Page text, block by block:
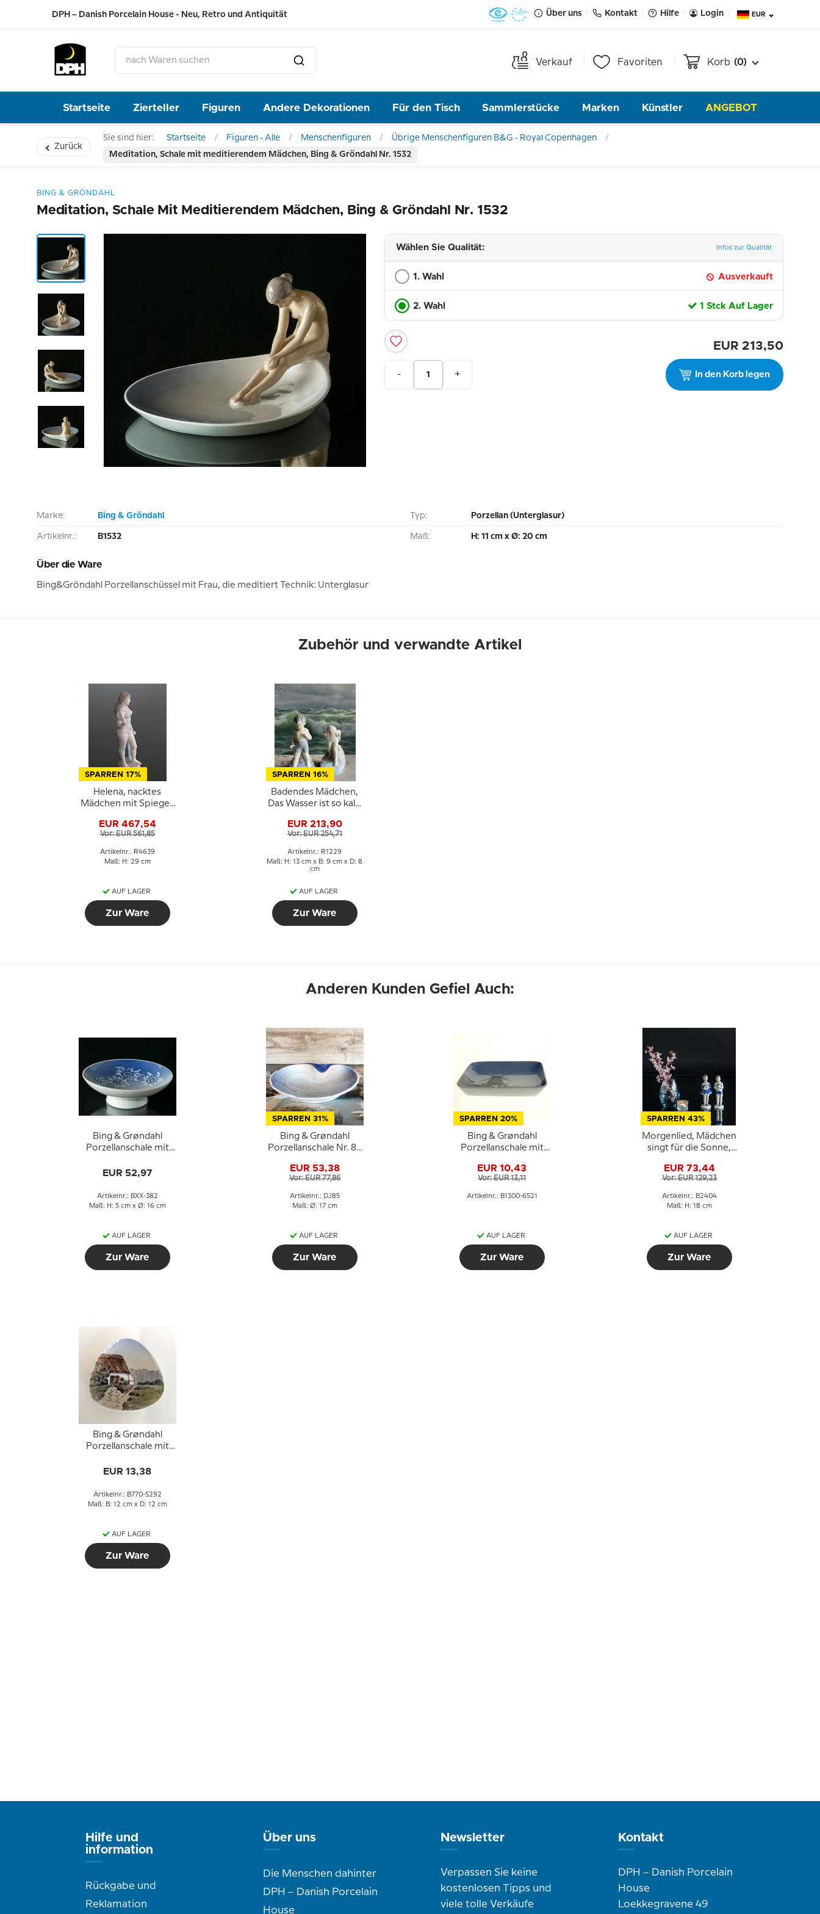
DPH – Danish Porcelain House - Neu, Retro und Antiquität Über uns Kontakt Hilfe Login EUR
Verkauf Favoriten Korb (0)
Startseite Zierteller Figuren Andere Dekorationen Für den Tisch Sammlerstücke Marken Künstler ANGEBOT
Zurück
Sie sind hier: Startseite Figuren - Alle Menschenfiguren
Übrige Menschenfiguren B&G - Royal Copenhagen
Meditation, Schale mit meditierendem Mädchen, Bing & Gröndahl Nr. 1532
BING & GRÖNDAHL
Meditation, Schale Mit Meditierendem Mädchen, Bing & Gröndahl Nr. 1532
Wählen Sie Qualität: Infos zur Qualität
1. Wahl Ausverkauft
2. Wahl 1 Stck Auf Lager
EUR 213,50
- + In den Korb legen
Marke: Bing & Gröndahl
Artikelnr.: B1532
Typ: Porzellan (Unterglasur)
Maß: H: 11 cm x Ø: 20 cm
Über die Ware
Bing&Gröndahl Porzellanschüssel mit Frau, die meditiert Technik: Unterglasur
Zubehör und verwandte Artikel
SPARREN 17%
Helena, nacktes
Mädchen mit Spiegel,
Figur Nr. 4639
EUR 467,54
Vor: EUR 561,85
Artikelnr.: R4639
Maß: H: 29 cm
AUF LAGER
Zur Ware
SPARREN 16%
Badendes Mädchen,
Das Wasser ist so kalt,
Figur Nr. 1229
EUR 213,90
Vor: EUR 254,71
Artikelnr.: R1229
Maß: H: 13 cm x B: 9 cm x D: 8
cm
AUF LAGER
Zur Ware
Anderen Kunden Gefiel Auch:
Bing & Grøndahl
Porzellanschale mit
EUR 52,97
Artikelnr.: BXX-382
Maß: H: 5 cm x Ø: 16 cm
AUF LAGER
Zur Ware
SPARREN 31%
Bing & Grøndahl
Porzellanschale Nr. 85
EUR 53,38
Vor: EUR 77,86
Artikelnr.: DJ85
Maß: Ø: 17 cm
AUF LAGER
Zur Ware
SPARREN 20%
Bing & Grøndahl
Porzellanschale mit
EUR 10,43
Vor: EUR 13,11
Artikelnr.: B1300-6521
AUF LAGER
Zur Ware
SPARREN 43%
Morgenlied, Mädchen
singt für die Sonne,
Nr. 2404
EUR 73,44
Vor: EUR 129,23
Artikelnr.: B2404
Maß: H: 18 cm
AUF LAGER
Zur Ware
Bing & Grøndahl
Porzellanschale mit
5292
EUR 13,38
Artikelnr.: B770-5292
Maß: B: 12 cm x D: 12 cm
AUF LAGER
Zur Ware
Hilfe und
information
Rückgabe und
Reklamation
Über uns
Die Menschen dahinter
DPH – Danish Porcelain
House
Newsletter
Verpassen Sie keine
kostenlosen Tipps und
viele tolle Verkäufe
Kontakt
DPH – Danish Porcelain
House
Loekkegravene 49